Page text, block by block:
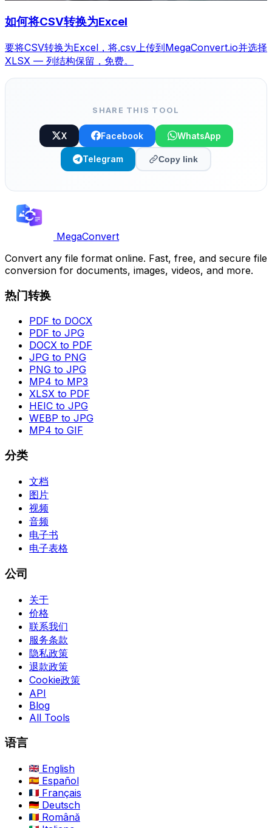
如何将CSV转换为Excel
要将CSV转换为Excel，将.csv上传到MegaConvert.io并选择
XLSX — 列结构保留，免费。
SHARE THIS TOOL
X Facebook WhatsApp
Telegram Copy link
MegaConvert
Convert any file format online. Fast, free, and secure file
conversion for documents, images, videos, and more.
热门转换
PDF to DOCX
PDF to JPG
DOCX to PDF
JPG to PNG
PNG to JPG
MP4 to MP3
XLSX to PDF
HEIC to JPG
WEBP to JPG
MP4 to GIF
分类
文档
图片
视频
音频
电子书
电子表格
公司
关于
价格
联系我们
服务条款
隐私政策
退款政策
Cookie政策
API
Blog
All Tools
语言
English
Español
Français
Deutsch
Română